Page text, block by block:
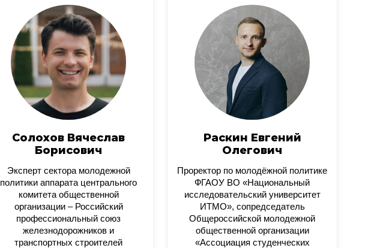
Солохов Вячеслав
Борисович
Эксперт сектора молодежной
политики аппарата центрального
комитета общественной
организации – Российский
профессиональный союз
железнодорожников и
транспортных строителей
Раскин Евгений
Олегович
Проректор по молодёжной политике
ФГАОУ ВО «Национальный
исследовательский университет
ИТМО», сопредседатель
Общероссийской молодежной
общественной организации
«Ассоциация студенческих